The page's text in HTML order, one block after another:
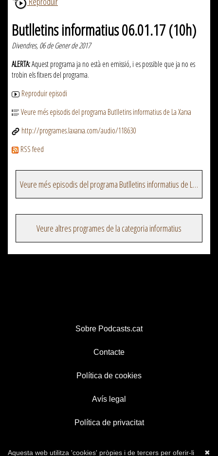
Butlletins informatius 06.01.17 (10h)
Divendres, 06 de Gener de 2017
ALERTA:Aquest programa ja no està en emissió, i es possible que ja no es
trobin els fitxers del programa.
Reproduir episodi
Veure més episodis del programa Butlletins informatius de La Xarxa
http://programes.laxarxa.com/audio/118630
RSS feed
Veure més episodis del programa Butlletins informatius de La Xarxa
Veure altres programes de la categoria informatius
Sobre Podcasts.cat
Contacte
Política de cookies
Avís legal
Política de privacitat
✖
Aquesta web utilitza 'cookies' pròpies i de tercers per oferir-li